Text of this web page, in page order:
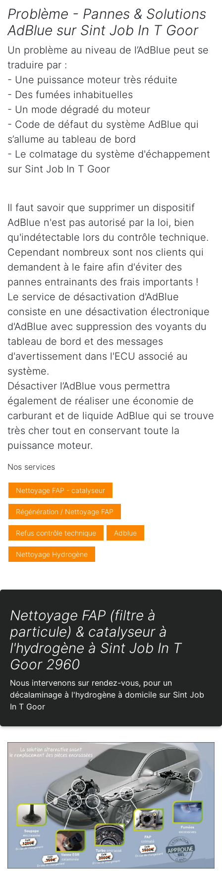
Problème - Pannes & Solutions
AdBlue sur Sint Job In T Goor
Un problème au niveau de l’AdBlue peut se
traduire par :
- Une puissance moteur très réduite
- Des fumées inhabituelles
- Un mode dégradé du moteur
- Code de défaut du système AdBlue qui
s’allume au tableau de bord
- Le colmatage du système d'échappement
sur Sint Job In T Goor
Il faut savoir que supprimer un dispositif
AdBlue n'est pas autorisé par la loi, bien
qu'indétectable lors du contrôle technique.
Cependant nombreux sont nos clients qui
demandent à le faire afin d'éviter des
pannes entrainants des frais importants !
Le service de désactivation d'AdBlue
consiste en une désactivation électronique
d'AdBlue avec suppression des voyants du
tableau de bord et des messages
d'avertissement dans l'ECU associé au
système.
Désactiver l’AdBlue vous permettra
également de réaliser une économie de
carburant et de liquide AdBlue qui se trouve
très cher tout en conservant toute la
puissance moteur.
Nos services
Nettoyage FAP - catalyseur
Régénération / Nettoyage FAP
Refus contrôle technique Adblue
Nettoyage Hydrogène
Nettoyage FAP (filtre à
particule) & catalyseur à
l'hydrogène à Sint Job In T
Goor 2960
Nous intervenons sur rendez-vous, pour un
décalaminage à l'hydrogène à domicile sur Sint Job
In T Goor